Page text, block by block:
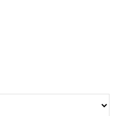
в разгаре: Норильск